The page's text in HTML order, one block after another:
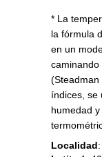
* La
la fórmula
en un
(Steadman
índices, se
humedad
Localidad: